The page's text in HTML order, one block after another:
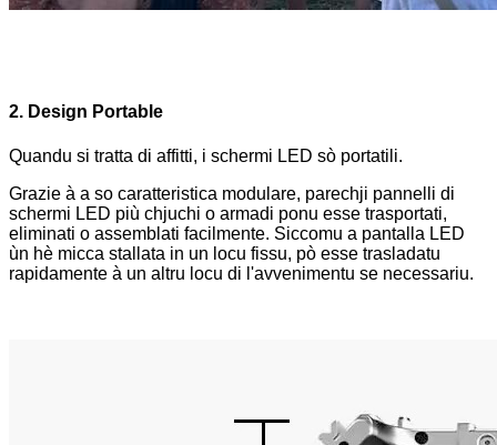
2. Design Portable
Quandu si tratta di affitti, i schermi LED sò portatili.
Grazie à a so caratteristica modulare, parechji pannelli di
schermi LED più chjuchi o armadi ponu esse trasportati,
eliminati o assemblati facilmente. Siccomu a pantalla LED
ùn hè micca stallata in un locu fissu, pò esse trasladatu
rapidamente à un altru locu di l'avvenimentu se necessariu.